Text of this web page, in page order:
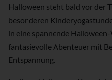
Halloween steht bald vor der
besonderen
in eine spannende
fantasievolle Abenteuer mit
Entspannung.